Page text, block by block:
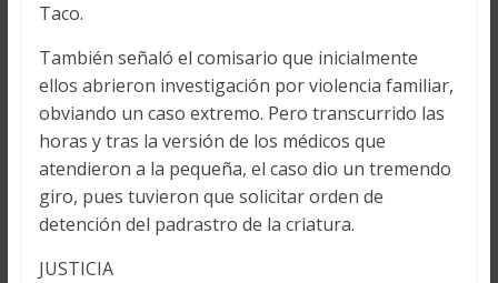
Taco.
También señaló el comisario que inicialmente
ellos abrieron investigación por violencia familiar,
obviando un caso extremo. Pero transcurrido las
horas y tras la versión de los médicos que
atendieron a la pequeña, el caso dio un tremendo
giro, pues tuvieron que solicitar orden de
detención del padrastro de la criatura.
JUSTICIA